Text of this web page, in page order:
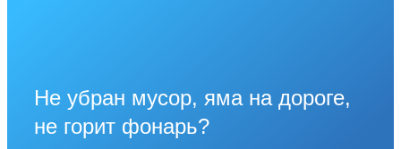
Не убран мусор, яма на дороге,
не горит фонарь?